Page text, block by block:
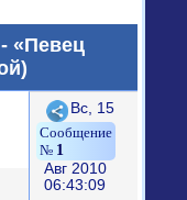
«Певец
Поделиться
1
Вс, 15
Авг 2010
06:43:09